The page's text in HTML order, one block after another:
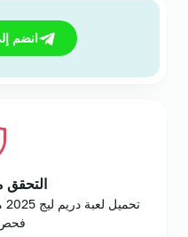
انضم
التحقق
فحص